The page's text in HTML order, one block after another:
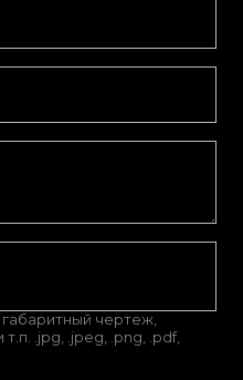
габаритный чертеж,
.jpg, .jpeg, .png, .pdf,